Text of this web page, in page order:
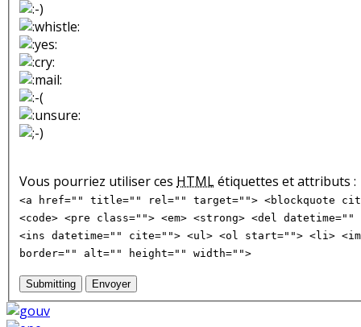
Vous pourriez utiliser ces HTMLétiquettes et attributs :
<a href="" title="" rel="" target=""> <blockquote
<code> <pre class=""> <em> <strong> <del
<ins datetime="" cite=""> <ul> <ol start=""> <li>
border="" alt="" height="" width="">
Submitting Envoyer